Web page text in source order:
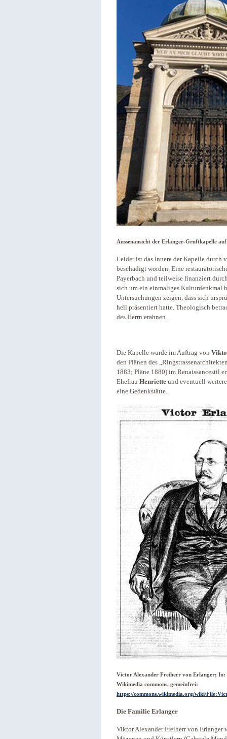
Aussenansicht der Erlanger-Gruftkapelle
Leider ist das Innere der Kapelle durch
beschädigt worden. Eine
Payerbach und teilweise finanziert
sich um ein einmaliges Kulturdenkmal
Untersuchungen zeigen, dass sich
hell präsentiert hatte. Theologisch
des Herrn erahnen.
Die Kapelle wurde im Auftrag von
den Plänen des
1883; Pläne 1880) im Renaissancestil
Ehefrau Henriette und eventuell
eine Gedenkstätte.
Victor Alexander Freiherr von Erlanger; In:
Wikimedia commons, gemeinfrei:
https://commons.wikimedia.org/wiki/
Die Familie Erlanger
Viktor Alexander Freiherr von Erlanger